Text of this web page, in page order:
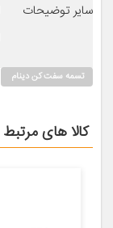
سایر توضیحات
تسمه سفت کن دینام
کالا های مرتبط